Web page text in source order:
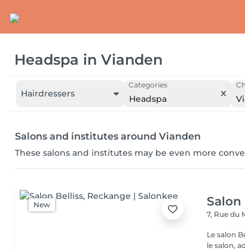
Headspa in Vianden
Hairdressers
Categories
Headspa
Salons and institutes around Vianden
These salons and institutes may be even more
New Salon
7, Rue du
Le salon
le salon,